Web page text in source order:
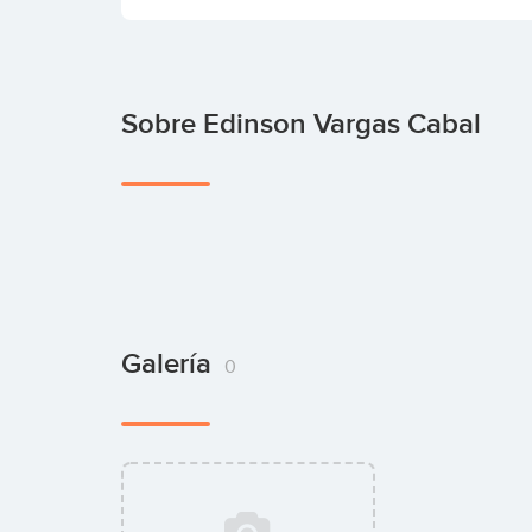
Sobre Edinson Vargas Cabal
Galería 0